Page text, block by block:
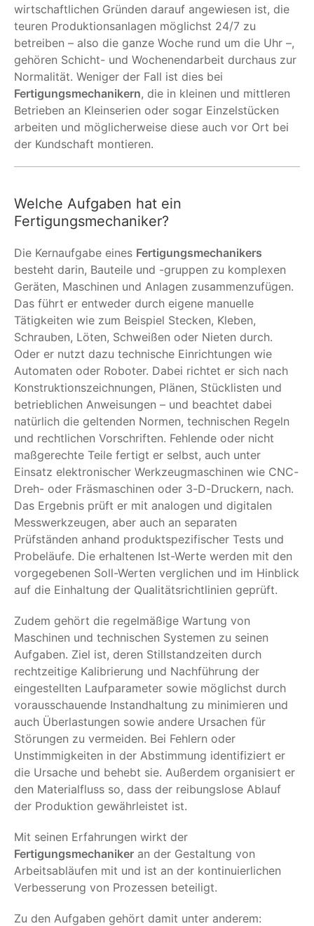
wirtschaftlichen Gründen darauf angewiesen ist, die
teuren Produktionsanlagen möglichst 24/7 zu
betreiben – also die ganze Woche rund um die Uhr –,
gehören Schicht- und Wochenendarbeit durchaus zur
Normalität. Weniger der Fall ist dies bei
Fertigungsmechanikern, die in kleinen und mittleren
Betrieben an Kleinserien oder sogar Einzelstücken
arbeiten und möglicherweise diese auch vor Ort bei
der Kundschaft montieren.
Welche Aufgaben hat ein
Fertigungsmechaniker?
Die Kernaufgabe eines Fertigungsmechanikers
besteht darin, Bauteile und -gruppen zu komplexen
Geräten, Maschinen und Anlagen zusammenzufügen.
Das führt er entweder durch eigene manuelle
Tätigkeiten wie zum Beispiel Stecken, Kleben,
Schrauben, Löten, Schweißen oder Nieten durch.
Oder er nutzt dazu technische Einrichtungen wie
Automaten oder Roboter. Dabei richtet er sich nach
Konstruktionszeichnungen, Plänen, Stücklisten und
betrieblichen Anweisungen – und beachtet dabei
natürlich die geltenden Normen, technischen Regeln
und rechtlichen Vorschriften. Fehlende oder nicht
maßgerechte Teile fertigt er selbst, auch unter
Einsatz elektronischer Werkzeugmaschinen wie CNC-
Dreh- oder Fräsmaschinen oder 3-D-Druckern, nach.
Das Ergebnis prüft er mit analogen und digitalen
Messwerkzeugen, aber auch an separaten
Prüfständen anhand produktspezifischer Tests und
Probeläufe. Die erhaltenen Ist-Werte werden mit den
vorgegebenen Soll-Werten verglichen und im Hinblick
auf die Einhaltung der Qualitätsrichtlinien geprüft.
Zudem gehört die regelmäßige Wartung von
Maschinen und technischen Systemen zu seinen
Aufgaben. Ziel ist, deren Stillstandzeiten durch
rechtzeitige Kalibrierung und Nachführung der
eingestellten Laufparameter sowie möglichst durch
vorausschauende Instandhaltung zu minimieren und
auch Überlastungen sowie andere Ursachen für
Störungen zu vermeiden. Bei Fehlern oder
Unstimmigkeiten in der Abstimmung identifiziert er
die Ursache und behebt sie. Außerdem organisiert er
den Materialfluss so, dass der reibungslose Ablauf
der Produktion gewährleistet ist.
Mit seinen Erfahrungen wirkt der
Fertigungsmechaniker an der Gestaltung von
Arbeitsabläufen mit und ist an der kontinuierlichen
Verbesserung von Prozessen beteiligt.
Zu den Aufgaben gehört damit unter anderem: